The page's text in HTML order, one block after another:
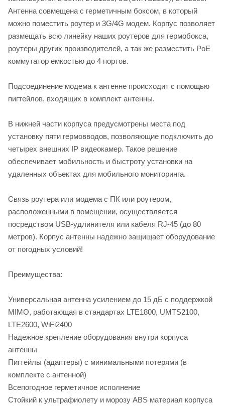
Антенна совмещена с герметичным боксом, в который
можно поместить роутер и 3G/4G модем. Корпус позволяет
размещать всю линейку наших роутеров для гермобокса,
роутеры других производителей, а так же разместить PoE
коммутатор емкостью до 4 портов.
Подсоединение модема к антенне происходит с помощью
пигтейлов, входящих в комплект антенны.
В нижней части корпуса предусмотрены места под
установку пяти гермовводов, позволяющие подключить до
четырех внешних IP видеокамер. Такое решение
обеспечивает мобильность и быстроту установки на
удаленных объектах для мобильного мониторинга.
Связь роутера или модема с ПК или роутером,
расположенными в помещении, осуществляется
посредством USB-удлинителя или кабеля RJ-45 (до 80
метров). Корпус антенны надежно защищает оборудование
от погодных условий!
Преимущества:
Универсальная антенна усилением до 15 дБ с поддержкой
MIMO, работающая в стандартах LTE1800, UMTS2100,
LTE2600, WiFi2400
Надежное крепление оборудования внутри корпуса
антенны
Пигтейлы (адаптеры) с минимальными потерями (в
комплекте с антенной)
Всепогодное герметичное исполнение
Стойкий к ультрафиолету и морозу ABS материал корпуса